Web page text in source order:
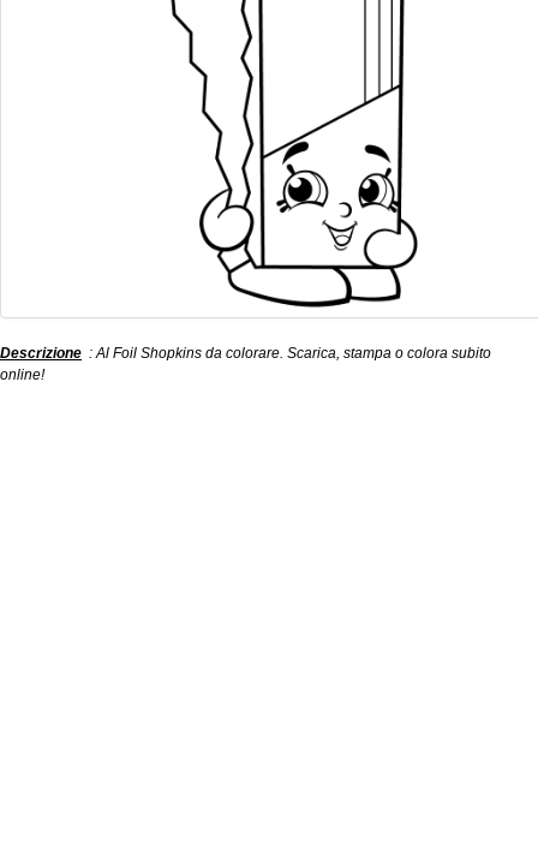
Descrizione : Al Foil Shopkins da colorare. Scarica, stampa o colora subito
online!